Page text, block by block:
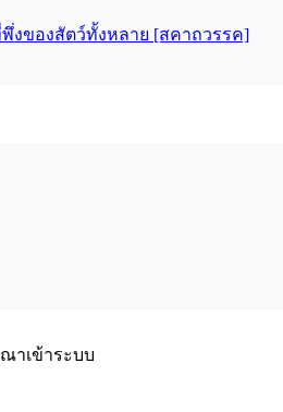
งของสัตว์ทั้งหลาย [สคาถวรรค]
าเข้าระบบ